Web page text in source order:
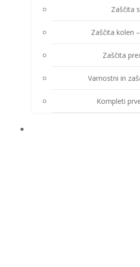
Zaščita
Zaščita kolen
Zaščita
Varnostni in
Kompleti